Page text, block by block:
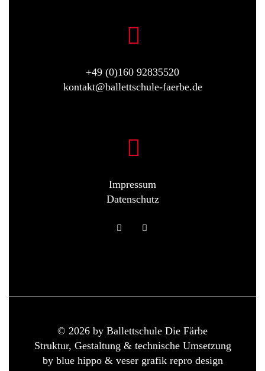
+49 (0)160 92835520
kontakt@ballettschule-faerbe.de
Impressum
Datenschutz
© 2026 by Ballettschule Die Färbe
Struktur, Gestaltung & technische Umsetzung
by blue hippo & veser grafik repro design